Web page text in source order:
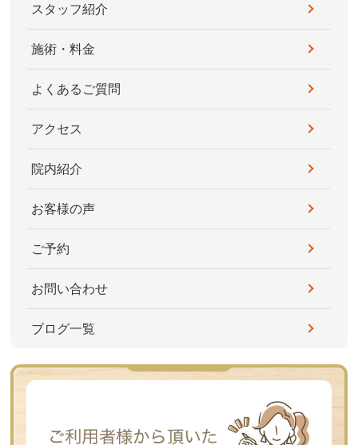
スタッフ紹介
施術・料金
よくあるご質問
アクセス
院内紹介
お客様の声
ご予約
お問い合わせ
ブログ一覧